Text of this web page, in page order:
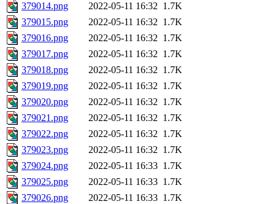
379014.png
2022-05-11 16:32 1.7K
379015.png
2022-05-11 16:32 1.7K
379016.png
2022-05-11 16:32 1.7K
379017.png
2022-05-11 16:32 1.7K
379018.png
2022-05-11 16:32 1.7K
379019.png
2022-05-11 16:32 1.7K
379020.png
2022-05-11 16:32 1.7K
379021.png
2022-05-11 16:32 1.7K
379022.png
2022-05-11 16:32 1.7K
379023.png
2022-05-11 16:32 1.7K
379024.png
2022-05-11 16:33 1.7K
379025.png
2022-05-11 16:33 1.7K
379026.png
2022-05-11 16:33 1.7K